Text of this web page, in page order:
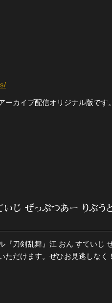
カイブ配信オリジナル版です。
いじ ぜっぷつあー りぶう
刀剣乱舞』江 おん すていじ
だけます。ぜひお見逃しなく！